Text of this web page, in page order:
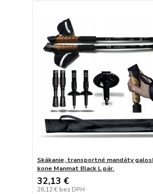
Skákanie, transportné mandáty
kone Manmat Black L pár.
32,13 €
26,12 € bez DPH